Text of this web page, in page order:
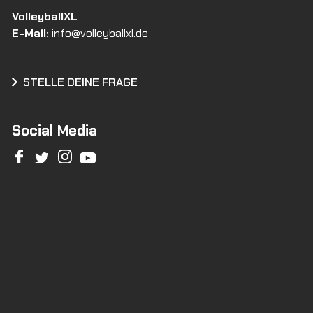
VolleyballXL
E-Mail: info@volleyballxl.de
STELLE DEINE FRAGE
Social Media